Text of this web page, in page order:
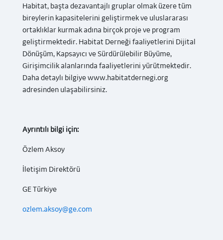
Habitat, başta dezavantajlı gruplar olmak üzere tüm
bireylerin kapasitelerini geliştirmek ve uluslararası
ortaklıklar kurmak adına birçok proje ve program
geliştirmektedir. Habitat Derneği faaliyetlerini Dijital
Dönüşüm, Kapsayıcı ve Sürdürülebilir Büyüme,
Girişimcilik alanlarında faaliyetlerini yürütmektedir.
Daha detaylı bilgiye www.habitatdernegi.org
adresinden ulaşabilirsiniz.
Ayrıntılı bilgi için:
Özlem Aksoy
İletişim Direktörü
GE Türkiye
ozlem.aksoy@ge.com